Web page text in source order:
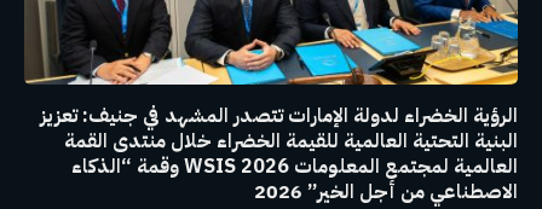
الرؤية الخضراء لدولة الإمارات تتصدر المشهد في جنيف: تعزيز
البنية التحتية العالمية للقيمة الخضراء خلال منتدى القمة
العالمية لمجتمع المعلومات WSIS 2026 وقمة “الذكاء
الاصطناعي من أجل الخير” 2026